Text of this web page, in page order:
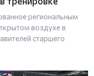
региональным
воздухе в
старшего